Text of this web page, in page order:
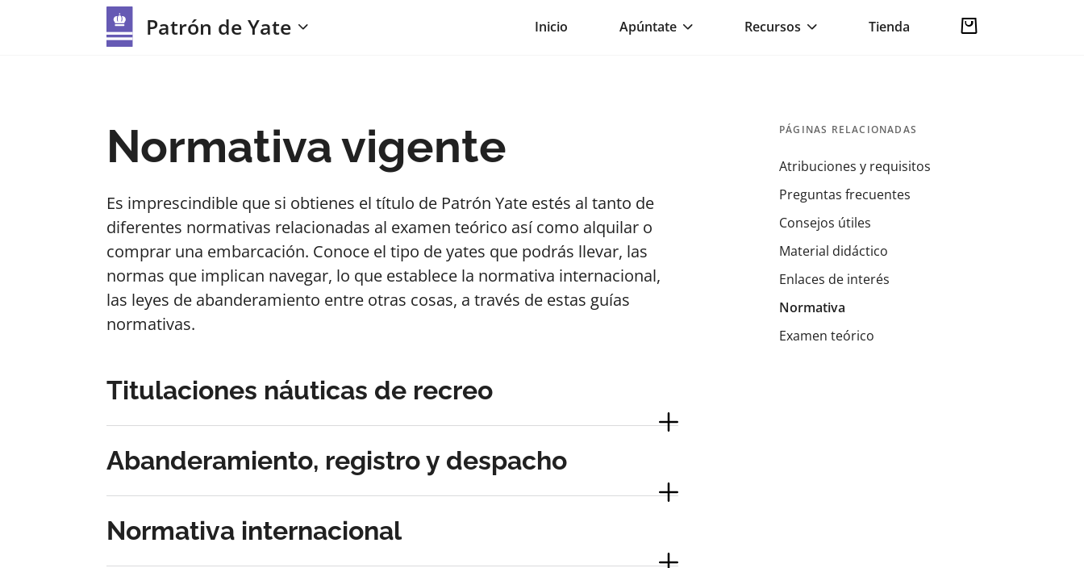
Patrón de Yate Inicio Apúntate Recursos Tienda
Normativa vigente
Es imprescindible que si obtienes el título de Patrón Yate estés al tanto de
diferentes normativas relacionadas al examen teórico así como alquilar o
comprar una embarcación. Conoce el tipo de yates que podrás llevar, las
normas que implican navegar, lo que establece la normativa internacional,
las leyes de abanderamiento entre otras cosas, a través de estas guías
normativas.
Titulaciones náuticas de recreo
Abanderamiento, registro y despacho
Normativa internacional
PÁGINAS RELACIONADAS
Atribuciones y requisitos
Preguntas frecuentes
Consejos útiles
Material didáctico
Enlaces de interés
Normativa
Examen teórico